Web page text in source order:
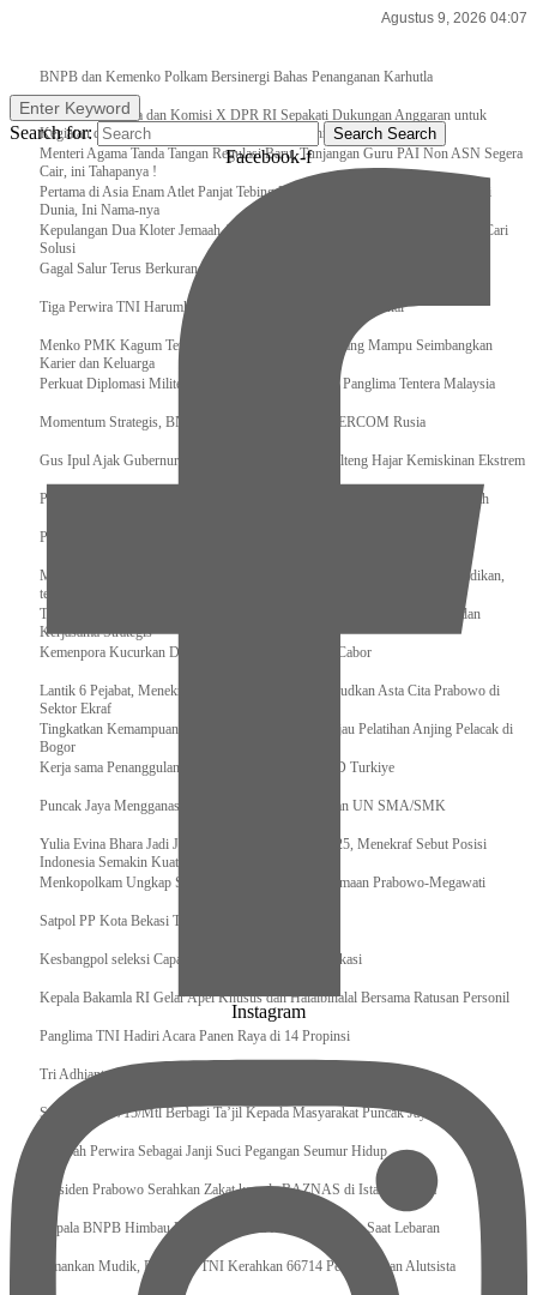
Agustus 9, 2026 04:07
BNPB dan Kemenko Polkam Bersinergi Bahas Penanganan Karhutla
Raker Kemenpora dan Komisi X DPR RI Sepakati Dukungan Anggaran untuk
Kegiatan dan Program Prioritas Pemuda dan Olahraga
Menteri Agama Tanda Tangan Regulasi Baru, Tunjangan Guru PAI Non ASN Segera
Cair, ini Tahapanya !
Pertama di Asia Enam Atlet Panjat Tebing Indonesia Taklukkan Tebing Tertinggi
Dunia, Ini Nama-nya
Kepulangan Dua Kloter Jemaah Asal Surabaya Tertunda, Kemenag Upayakan Cari
Solusi
Gagal Salur Terus Berkurang, Gus Ipul: 405 Ribu Lebih Bansos Cair
Tiga Perwira TNI Harumkan Indonesia Di Kancah Internasional
Menko PMK Kagum Terhadap Perempuan Modern yang Mampu Seimbangkan
Karier dan Keluarga
Perkuat Diplomasi Militer, Panglima TNI Terima CC Panglima Tentera Malaysia
Momentum Strategis, BNPB Terima Kunjungan EMERCOM Rusia
Gus Ipul Ajak Gubernur dan Bupati/Wali Kota se-Kalteng Hajar Kemiskinan Ekstrem
Panglima TNI Sambut Kedatangan Presiden RI Usai Lawatan ke Timur Tengah
Pengurus Pusat Pordasi Pacu Dapat Pesan dari Sri Paduka
Menag RI dan Dua Menteri Yordania Jalin Sinergi Bidang Wakaf dan Pendidikan,
termasuk Beasiswa
Tiba di Tanah Air, Presiden Prabowo Subianto Bawa Komitmen Investasi dan
Kerjasama Strategis
Kemenpora Kucurkan Dana untuk Pelatnas pada 13 Cabor
Lantik 6 Pejabat, Menekraf Tegaskan Komitmen Wujudkan Asta Cita Prabowo di
Sektor Ekraf
Tingkatkan Kemampuan K9 TNI, Panglima TNI Tinjau Pelatihan Anjing Pelacak di
Bogor
Kerja sama Penanggulangan Bencana BNPB – AFAD Turkiye
Puncak Jaya Mengganas, TNI-POLRI Solid Amankan UN SMA/SMK
Yulia Evina Bhara Jadi Juri Festival Film Cannes 2025, Menekraf Sebut Posisi
Indonesia Semakin Kuat
Menkopolkam Ungkap Spirit Persatuan dan Kebersamaan Prabowo-Megawati
Satpol PP Kota Bekasi Tertibkan PPKS
Kesbangpol seleksi Capaska 736 Siswa/i se-Kota Bekasi
Kepala Bakamla RI Gelar Apel Khusus dan Halalbihalal Bersama Ratusan Personil
Panglima TNI Hadiri Acara Panen Raya di 14 Propinsi
Tri Adhianto : Kota Bekasi Bisa Mempertahankan Keharmonisasian
Satgas Yonif 715/Mtl Berbagi Ta’jil Kepada Masyarakat Puncak Jaya
Sumpah Perwira Sebagai Janji Suci Pegangan Seumur Hidup
Presiden Prabowo Serahkan Zakat kepada BAZNAS di Istana Negara
Kepala BNPB Himbau Pemda Waspada Potensi Bencana Saat Lebaran
Amankan Mudik, Panglima TNI Kerahkan 66714 Personel Dan Alutsista
Enter Keyword
Search for: Search Search
Facebook-f
Instagram